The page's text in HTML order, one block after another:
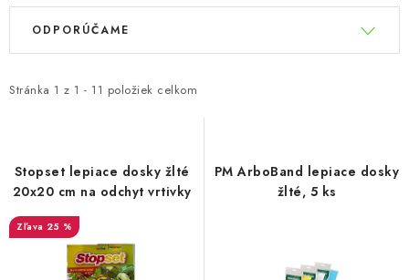
V
i
r
o
d
u
Stránka 1 z 1 - 11 položiek celkom
R
e
e
p
r
o
ODPORÚČAME
Stopset lepiace dosky žlté
20x20 cm na odchyt vrtivky
25 %
PM ArboBand lepiace dosky
žlté, 5 ks